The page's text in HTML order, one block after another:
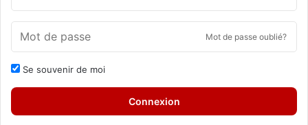
Mot de passe oublié?
Se souvenir de moi
Connexion